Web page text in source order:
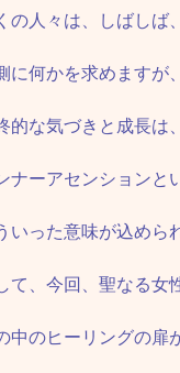
の人々は、しばしば
に何かを求めますが、
的な気づきと成長は
ナーアセンションと
いった意味が込めら
て、今回、聖なる女
中のヒーリングの扉